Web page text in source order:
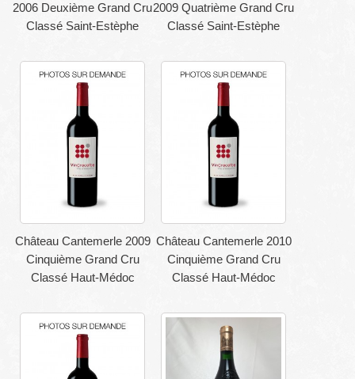
2006 Deuxième Grand Cru
Classé Saint-Estèphe
2009 Quatrième Grand Cru
Classé Saint-Estèphe
Château Cantemerle 2009
Cinquième Grand Cru
Classé Haut-Médoc
Château Cantemerle 2010
Cinquième Grand Cru
Classé Haut-Médoc